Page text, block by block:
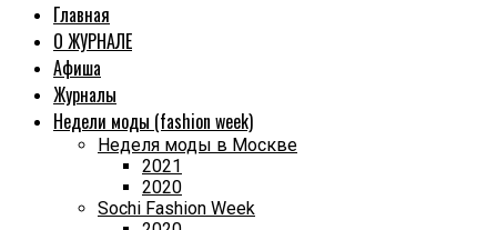
Главная
О ЖУРНАЛЕ
Афиша
Журналы
Недели моды (fashion week)
Неделя моды в Москве
2021
2020
Sochi Fashion Week